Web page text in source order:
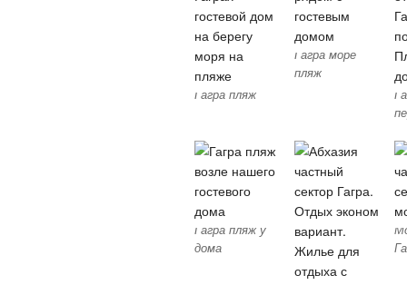
Гагра пляж
Гагра море
пляж
Гагра пляж у
дома